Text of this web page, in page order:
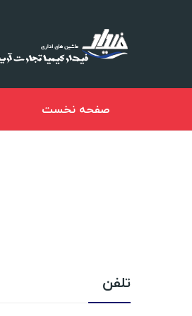
صفحه نخست
تلفن